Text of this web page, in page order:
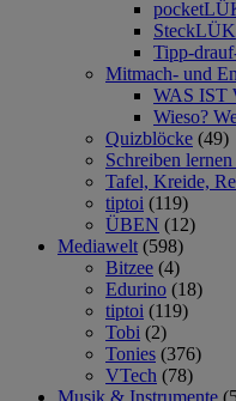
SteckLÜK
Tipp-
Mitmach- und
WAS IST
Wieso?
Quizblöcke (49)
Schreiben
Tafel, Kreide,
tiptoi (119)
ÜBEN (12)
Mediawelt (598)
Bitzee (4)
Edurino (18)
tiptoi (119)
Tobi (2)
Tonies (376)
VTech (78)
Musik & Instrumente